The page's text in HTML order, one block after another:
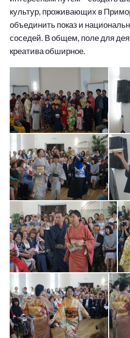
культур, проживающих в
объединить показ и
соседей. В общем, поле для
креатива обширное.